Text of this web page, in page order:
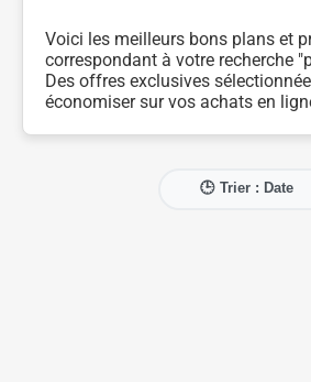
Voici les meilleurs bons plans et
correspondant à votre recherche
Des offres exclusives
économiser sur vos achats en
🕒 Trier : Date